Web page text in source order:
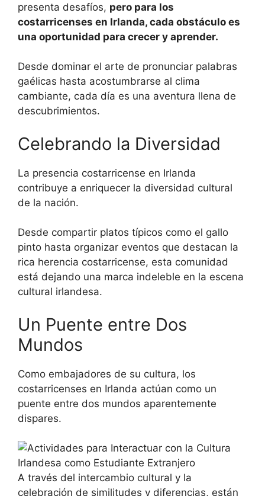
presenta desafíos, pero para los
costarricenses en Irlanda, cada obstáculo es
una oportunidad para crecer y aprender.
Desde dominar el arte de pronunciar palabras
gaélicas hasta acostumbrarse al clima
cambiante, cada día es una aventura llena de
descubrimientos.
Celebrando la Diversidad
La presencia costarricense en Irlanda
contribuye a enriquecer la diversidad cultural
de la nación.
Desde compartir platos típicos como el gallo
pinto hasta organizar eventos que destacan la
rica herencia costarricense, esta comunidad
está dejando una marca indeleble en la escena
cultural irlandesa.
Un Puente entre Dos
Mundos
Como embajadores de su cultura, los
costarricenses en Irlanda actúan como un
puente entre dos mundos aparentemente
dispares.
A través del intercambio cultural y la
celebración de similitudes y diferencias, están